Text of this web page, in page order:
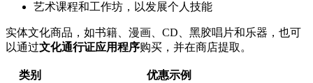
艺术课程和工作坊，以发展个人技能
实体文化商品，如书籍、漫画、CD、黑胶唱片和乐器，也可
以通过文化通行证应用程序购买，并在商店提取。
类别
优惠示例